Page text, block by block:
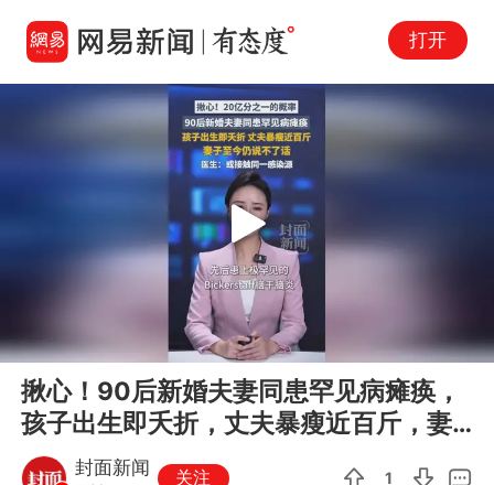
打开
00:00
Play
揪心！90后新婚夫妻同患罕见病瘫痪，
孩子出生即夭折，丈夫暴瘦近百斤，妻
子至今仍说不了话。医生：或接触...
封面新闻 关注 1